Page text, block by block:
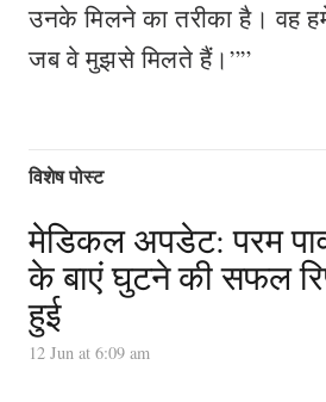
उनके मिलने का तरीका है। वह
जब वे मुझसे मिलते हैं।””
विशेष पोस्ट
मेडिकल अपडेट: परम
के बाएं घुटने की सफल
हुई
12 Jun at 6:09 am